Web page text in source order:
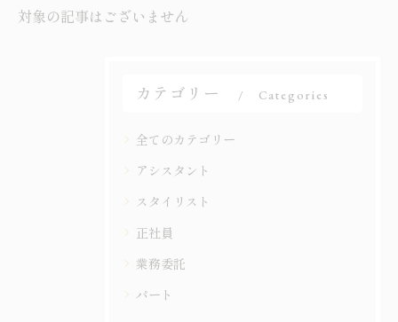
対象の記事はございません
カテゴリー Categories
全てのカテゴリー
アシスタント
スタイリスト
正社員
業務委託
パート